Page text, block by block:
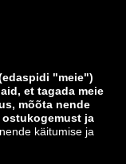
lounge.sk
lounge.hr